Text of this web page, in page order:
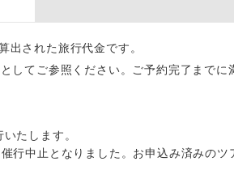
された旅行代金です。
してご参照ください。ご予約完了までに
たします。
行中止となりました。お申込み済みの
ルイヤホン
周りの音を気にせ
名様催行